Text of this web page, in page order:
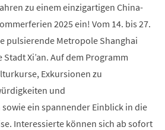
zu einem einzigartigen China-
2025 ein! Vom 14. bis 27.
pulsierende Metropole Shanghai
Xi’an. Auf dem Programm
Exkursionen zu
und
ein spannender Einblick in die
Interessierte können sich ab sofort